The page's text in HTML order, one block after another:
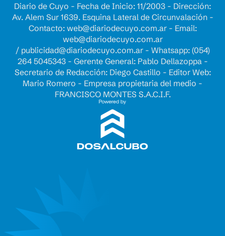
Diario de Cuyo - Fecha de Inicio: 11/2003 - Dirección:
Av. Alem Sur 1639. Esquina Lateral de Circunvalación -
Contacto: web@diariodecuyo.com.ar- Email:
web@diariodecuyo.com.ar
/ publicidad@diariodecuyo.com.ar- Whatsapp: (054)
264 5045343 - Gerente General: Pablo Dellazoppa -
Secretario de Redacción: Diego Castillo - Editor Web:
Mario Romero - Empresa propietaria del medio -
FRANCISCO MONTES S.A.C.I.F.